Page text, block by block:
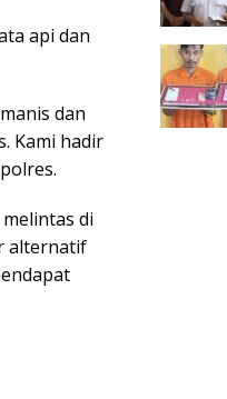
api dan
dan
Kami hadir
di
alternatif